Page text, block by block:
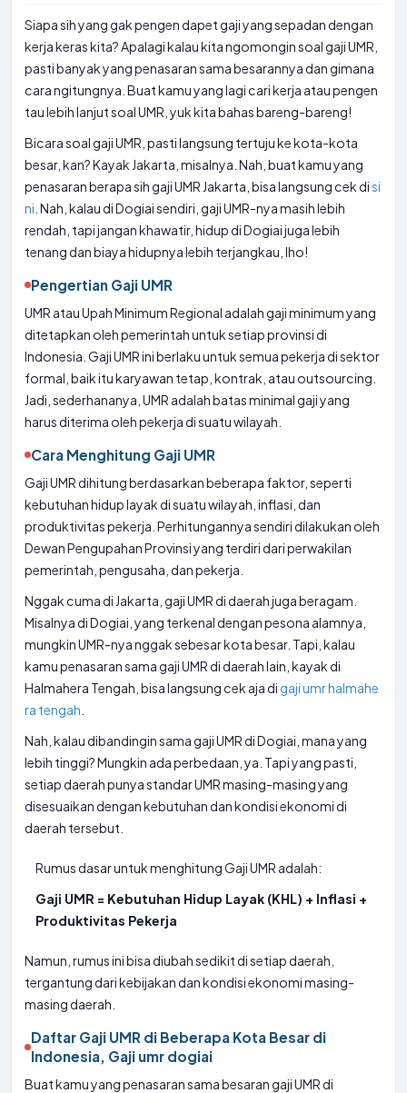
Siapa sih yang gak pengen dapet gaji yang sepadan dengan
kerja keras kita? Apalagi kalau kita ngomongin soal gaji UMR,
pasti banyak yang penasaran sama besarannya dan gimana
cara ngitungnya. Buat kamu yang lagi cari kerja atau pengen
tau lebih lanjut soal UMR, yuk kita bahas bareng-bareng!
Bicara soal gaji UMR, pasti langsung tertuju ke kota-kota
besar, kan? Kayak Jakarta, misalnya. Nah, buat kamu yang
penasaran berapa sih gaji UMR Jakarta, bisa langsung cek disi
ni . Nah, kalau di Dogiai sendiri, gaji UMR-nya masih lebih
rendah, tapi jangan khawatir, hidup di Dogiai juga lebih
tenang dan biaya hidupnya lebih terjangkau, lho!
Pengertian Gaji UMR
UMR atau Upah Minimum Regional adalah gaji minimum yang
ditetapkan oleh pemerintah untuk setiap provinsi di
Indonesia. Gaji UMR ini berlaku untuk semua pekerja di sektor
formal, baik itu karyawan tetap, kontrak, atau outsourcing.
Jadi, sederhananya, UMR adalah batas minimal gaji yang
harus diterima oleh pekerja di suatu wilayah.
Cara Menghitung Gaji UMR
Gaji UMR dihitung berdasarkan beberapa faktor, seperti
kebutuhan hidup layak di suatu wilayah, inflasi, dan
produktivitas pekerja. Perhitungannya sendiri dilakukan oleh
Dewan Pengupahan Provinsi yang terdiri dari perwakilan
pemerintah, pengusaha, dan pekerja.
Nggak cuma di Jakarta, gaji UMR di daerah juga beragam.
Misalnya di Dogiai, yang terkenal dengan pesona alamnya,
mungkin UMR-nya nggak sebesar kota besar. Tapi, kalau
kamu penasaran sama gaji UMR di daerah lain, kayak di
Halmahera Tengah, bisa langsung cek aja di gaji umr halmahe
ra tengah
Nah, kalau dibandingin sama gaji UMR di Dogiai, mana yang
lebih tinggi? Mungkin ada perbedaan, ya. Tapi yang pasti,
setiap daerah punya standar UMR masing-masing yang
disesuaikan dengan kebutuhan dan kondisi ekonomi di
daerah tersebut.
Rumus dasar untuk menghitung Gaji UMR adalah:
Gaji UMR = Kebutuhan Hidup Layak (KHL) + Inflasi +
Produktivitas Pekerja
Namun, rumus ini bisa diubah sedikit di setiap daerah,
tergantung dari kebijakan dan kondisi ekonomi masing-
masing daerah.
Daftar Gaji UMR di Beberapa Kota Besar di
Indonesia, Gaji umr dogiai
Buat kamu yang penasaran sama besaran gaji UMR di